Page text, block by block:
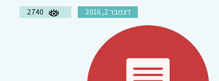
דצמבר 2, 2016 2740